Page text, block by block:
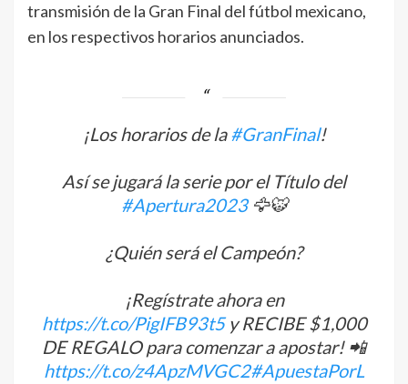
transmisión de la Gran Final del fútbol mexicano,
en los respectivos horarios anunciados.
¡Los horarios de la#GranFinal!
Así se jugará la serie por el Título del
#Apertura2023🦅🐯
¿Quién será el Campeón?
¡Regístrate ahora en
https://t.co/PigIFB93t5y RECIBE $1,000
DE REGALO para comenzar a apostar! 📲
https://t.co/z4ApzMVGC2#ApuestaPorL